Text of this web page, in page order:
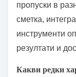
пропуски в
сметка,
инструменти
резултати и
Какви редки